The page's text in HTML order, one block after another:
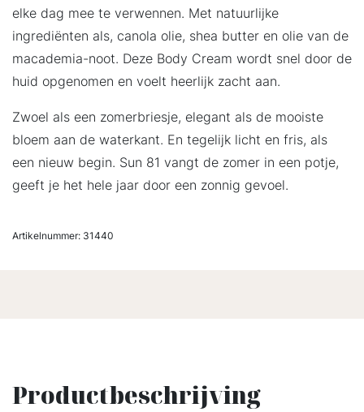
elke dag mee te verwennen. Met natuurlijke
ingrediënten als, canola olie, shea butter en olie van de
macademia-noot. Deze Body Cream wordt snel door de
huid opgenomen en voelt heerlijk zacht aan.
Zwoel als een zomerbriesje, elegant als de mooiste
bloem aan de waterkant. En tegelijk licht en fris, als
een nieuw begin. Sun 81 vangt de zomer in een potje,
geeft je het hele jaar door een zonnig gevoel.
Artikelnummer: 31440
Productbeschrijving